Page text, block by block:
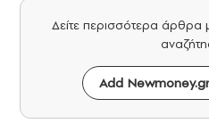
Δείτε περισσότερα άρθρα
Add